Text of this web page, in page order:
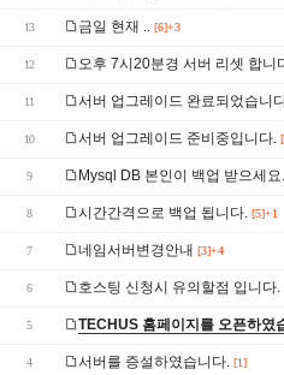
13 금일 현재 .. [6]+3
12 오후 7시20분경 서버 리셋 합니
11 서버 업그레이드 완료되었습니
10 서버 업그레이드 준비중입니다.
9 Mysql DB 본인이 백업 받으세요.
8 시간간격으로 백업 됩니다. [5]+1
7 네임서버변경안내 [3]+4
6 호스팅 신청시 유의할점 입니다.
5 TECHUS 홈페이지를 오픈하였
4 서버를 증설하였습니다. [1]